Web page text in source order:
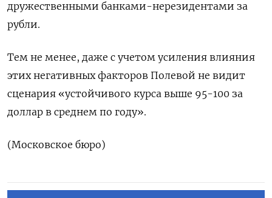
дружественными банками-нерезидентами за
рубли.
Тем не менее, даже с учетом усиления влияния
этих негативных факторов Полевой не видит
сценария «устойчивого курса выше 95-100 за
доллар в среднем по году».
(Московское бюро)